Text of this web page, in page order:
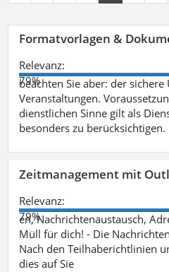
Formatvorlagen &
Relevanz:
79%
beachten Sie aber: der
Veranstaltungen.
dienstlichen Sinne gilt als
besonders zu berücksichtigen.
Zeitmanagement mit
Relevanz:
79%
en, Nachrichtenaustausch,
Müll für dich! - Die
Nach den Teilhaberichtlinien
dies auf Sie